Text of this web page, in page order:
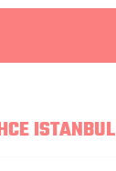
ISTANBUL